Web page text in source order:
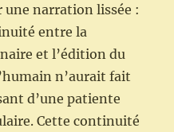
une narration lissée :
entre la
et l’édition du
n’aurait fait
d’une patiente
Cette continuité